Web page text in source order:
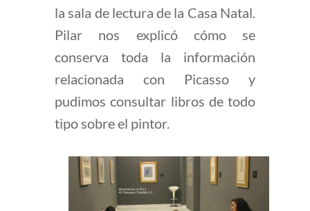
la sala de lectura de la Casa Natal.
Pilar nos explicó cómo se
conserva toda la información
relacionada con Picasso y
pudimos consultar libros de todo
tipo sobre el pintor.